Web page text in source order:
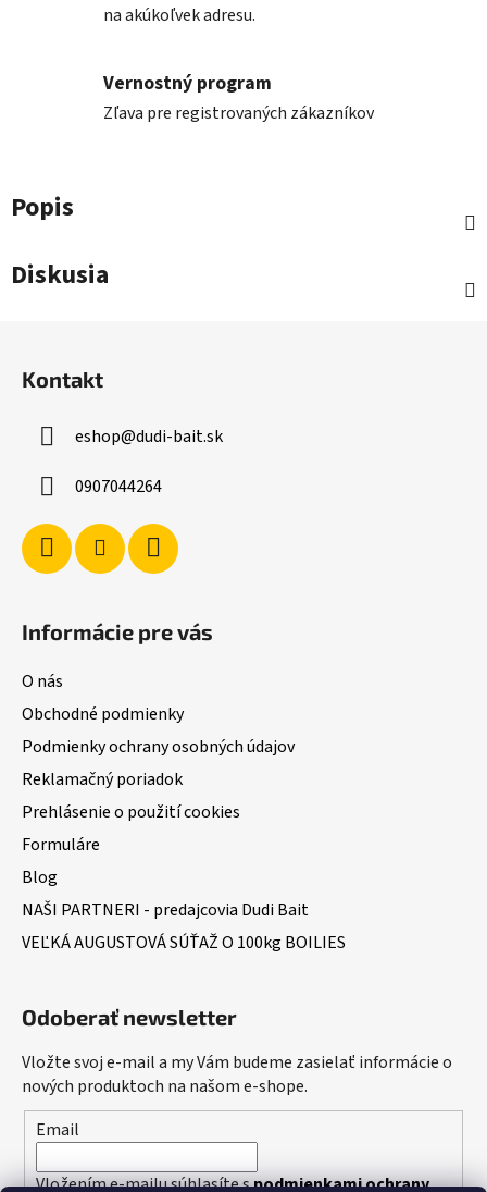
na akúkoľvek adresu.
Vernostný program
Zľava pre registrovaných zákazníkov
Popis
Diskusia
Kontakt
eshop@dudi-bait.sk
0907044264
Informácie pre vás
O nás
Obchodné podmienky
Podmienky ochrany osobných údajov
Reklamačný poriadok
Prehlásenie o použití cookies
Formuláre
Blog
NAŠI PARTNERI - predajcovia Dudi Bait
VEĽKÁ AUGUSTOVÁ SÚŤAŽ O 100kg BOILIES
Odoberať newsletter
Vložte svoj e-mail a my Vám budeme zasielať informácie o
nových produktoch na našom e-shope.
Email
Vložením e-mailu súhlasíte spodmienkami ochrany